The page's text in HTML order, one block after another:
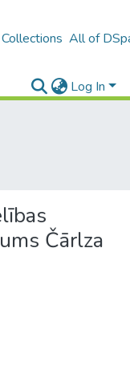
All of
Log In
Čārlza